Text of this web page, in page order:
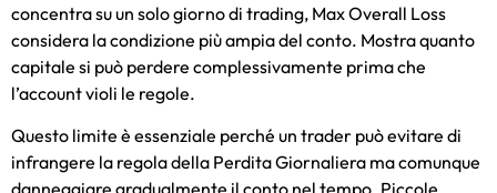
concentra su un solo giorno di trading, Max Overall Loss
considera la condizione più ampia del conto. Mostra quanto
capitale si può perdere complessivamente prima che
l’account violi le regole.
Questo limite è essenziale perché un trader può evitare di
infrangere la regola della Perdita Giornaliera ma comunque